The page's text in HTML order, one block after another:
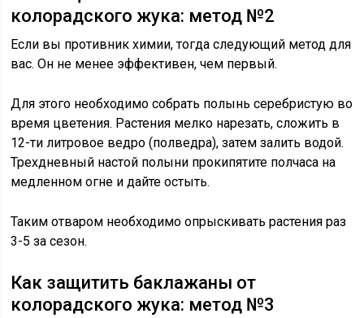
колорадского жука: метод №2
Если вы противник химии, тогда следующий метод для
вас. Он не менее эффективен, чем первый.
Для этого необходимо собрать полынь серебристую во
время цветения. Растения мелко нарезать, сложить в
12-ти литровое ведро (полведра), затем залить водой.
Трехдневный настой полыни прокипятите полчаса на
медленном огне и дайте остыть.
Таким отваром необходимо опрыскивать растения раз
3-5 за сезон.
Как защитить баклажаны от
колорадского жука: метод №3